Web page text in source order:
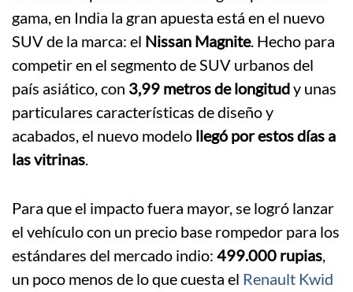
gama, en India la gran apuesta está en el nuevo
SUV de la marca: el Nissan Magnite. Hecho para
competir en el segmento de SUV urbanos del
país asiático, con 3,99 metros de longitudy unas
particulares características de diseño y
acabados, el nuevo modelo llegó por estos días a
las vitrinas.
Para que el impacto fuera mayor, se logró lanzar
el vehículo con un precio base rompedor para los
estándares del mercado indio: 499.000 rupias,
un poco menos de lo que cuesta el Renault Kwid